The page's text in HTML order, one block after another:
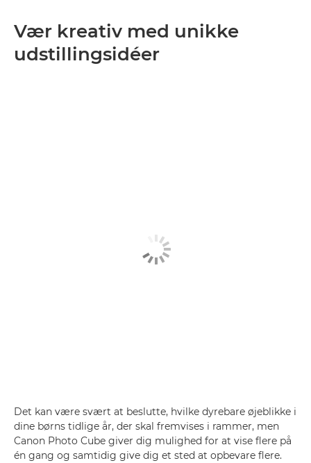
Vær kreativ med unikke
udstillingsidéer
Det kan være svært at beslutte, hvilke dyrebare øjeblikke i
dine børns tidlige år, der skal fremvises i rammer, men
Canon Photo Cube giver dig mulighed for at vise flere på
én gang og samtidig give dig et sted at opbevare flere.